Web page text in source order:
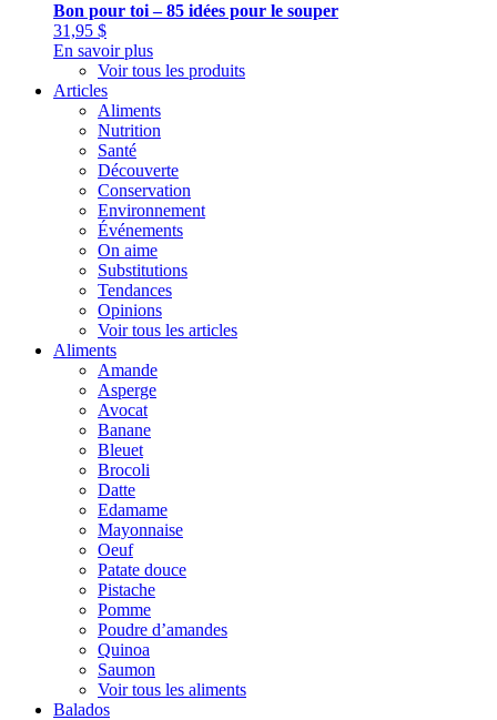
Bon pour toi – 85 idées pour le souper
31,95 $
En savoir plus
Voir tous les produits
Articles
Aliments
Nutrition
Santé
Découverte
Conservation
Environnement
Événements
On aime
Substitutions
Tendances
Opinions
Voir tous les articles
Aliments
Amande
Asperge
Avocat
Banane
Bleuet
Brocoli
Datte
Edamame
Mayonnaise
Oeuf
Patate douce
Pistache
Pomme
Poudre d’amandes
Quinoa
Saumon
Voir tous les aliments
Balados